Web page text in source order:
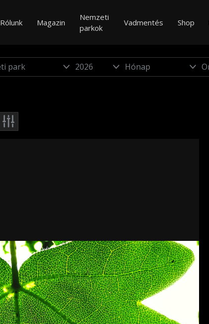
Rólunk Magazin
Nemzeti
parkok
Vadmentés Shop